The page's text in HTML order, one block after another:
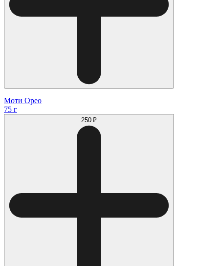
Моти Орео
75 г
250 ₽